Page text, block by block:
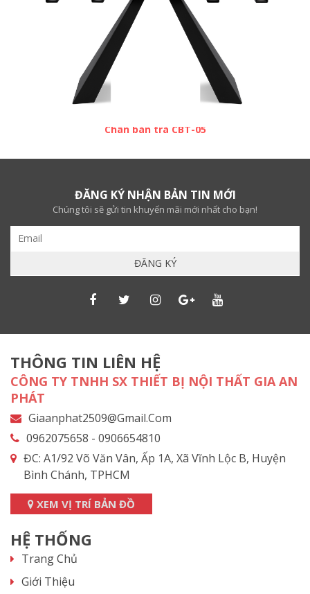
Chân bàn trà CBT-05
ĐĂNG KÝ NHẬN BẢN TIN MỚI
Chúng tôi sẽ gửi tin khuyến mãi mới nhất cho bạn!
THÔNG TIN LIÊN HỆ
CÔNG TY TNHH SX THIẾT BỊ NỘI THẤT GIA AN
PHÁT
Giaanphat2509@gmail.com
0962075658 - 0906654810
ĐC: A1/92 Võ Văn Vân, Ấp 1A, Xã Vĩnh Lộc B, Huyện
Bình Chánh, TPHCM
XEM VỊ TRÍ BẢN ĐỒ
HỆ THỐNG
Trang Chủ
Giới Thiệu